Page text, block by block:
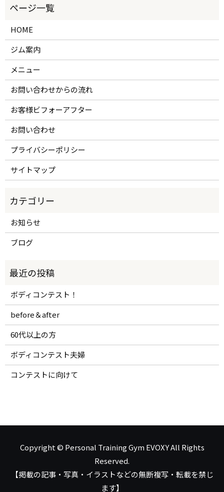
HOME
ジム案内
メニュー
お問い合わせからの流れ
お客様ビフォーアフター
お問い合わせ
プライバシーポリシー
サイトマップ
お知らせ
ブログ
ボディコンテスト！
before＆after
60代以上の方
ボディコンテスト夫婦
コンテストに向けて
Copyright © Personal Training Gym EVOXY All Rights
Reserved.
【掲載の記事・写真・イラストなどの無断複写・転載を禁じ
ます】